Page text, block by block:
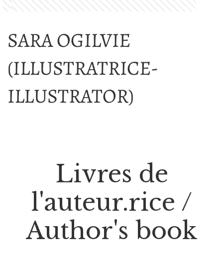
SARA OGILVIE
(ILLUSTRATRICE-
ILLUSTRATOR)
Livres de
l'auteur.rice /
Author's book